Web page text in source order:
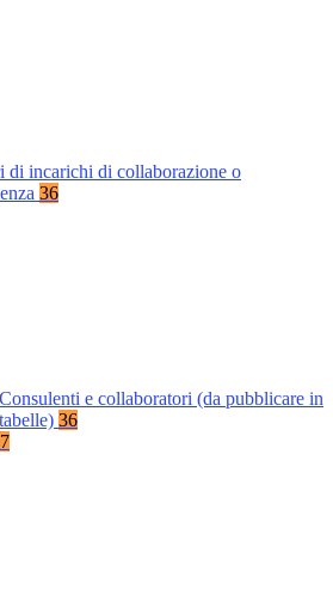
di incarichi di collaborazione o
36
Consulenti e collaboratori (da pubblicare in
tabelle) 36